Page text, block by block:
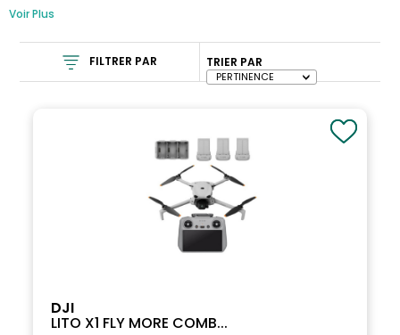
Voir Plus
FILTRER PAR TRIER PAR
DJI
LITO X1 FLY MORE COMB...